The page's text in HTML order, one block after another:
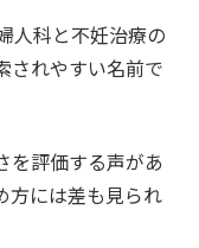
人科と不妊治療の
されやすい名前で
を評価する声があ
方には差も見られ